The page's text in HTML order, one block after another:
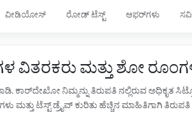
ವೀಡಿಯೋಸ್ ರೋಡ್ ಟೆಸ್ಟ್ ಆಫರ್‌ಗಳು
ವಿತರಕರು ಮತ್ತು ಶೋ
ಕಾರ್‌ದೇಖೋ ನಿಮ್ಮನ್ನು ತಿರುಪತಿ ನಲ್ಲಿರುವ ಅಧಿಕೃತ
ಮತ್ತು ಟೆಸ್ಟ್ ಡ್ರೈವ್ ಕುರಿತು ಹೆಚ್ಚಿನ ಮಾಹಿತಿಗಾಗಿ